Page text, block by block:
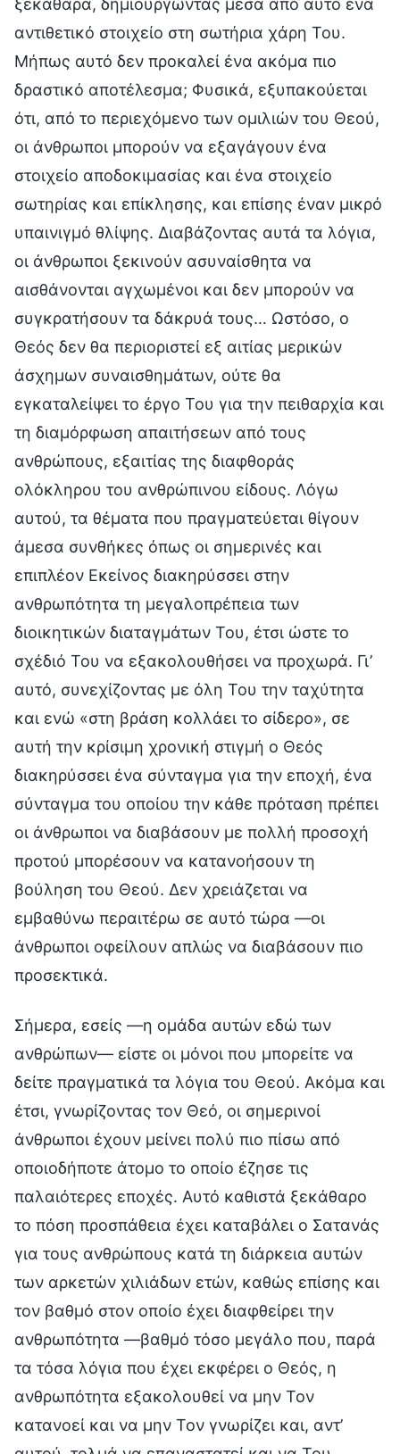
αντιθετικό στοιχείο στη σωτήρια χάρη Του.
Μήπως αυτό δεν προκαλεί ένα ακόμα πιο
δραστικό αποτέλεσμα; Φυσικά, εξυπακούεται
ότι, από το περιεχόμενο των ομιλιών του Θεού,
οι άνθρωποι μπορούν να εξαγάγουν ένα
στοιχείο αποδοκιμασίας και ένα στοιχείο
σωτηρίας και επίκλησης, και επίσης έναν μικρό
υπαινιγμό θλίψης. Διαβάζοντας αυτά τα λόγια,
οι άνθρωποι ξεκινούν ασυναίσθητα να
αισθάνονται αγχωμένοι και δεν μπορούν να
συγκρατήσουν τα δάκρυά τους… Ωστόσο, ο
Θεός δεν θα περιοριστεί εξ αιτίας μερικών
άσχημων συναισθημάτων, ούτε θα
εγκαταλείψει το έργο Του για την πειθαρχία και
τη διαμόρφωση απαιτήσεων από τους
ανθρώπους, εξαιτίας της διαφθοράς
ολόκληρου του ανθρώπινου είδους. Λόγω
αυτού, τα θέματα που πραγματεύεται θίγουν
άμεσα συνθήκες όπως οι σημερινές και
επιπλέον Εκείνος διακηρύσσει στην
ανθρωπότητα τη μεγαλοπρέπεια των
διοικητικών διαταγμάτων Του, έτσι ώστε το
σχέδιό Του να εξακολουθήσει να προχωρά. Γι’
αυτό, συνεχίζοντας με όλη Του την ταχύτητα
και ενώ «στη βράση κολλάει το σίδερο», σε
αυτή την κρίσιμη χρονική στιγμή ο Θεός
διακηρύσσει ένα σύνταγμα για την εποχή, ένα
σύνταγμα του οποίου την κάθε πρόταση πρέπει
οι άνθρωποι να διαβάσουν με πολλή προσοχή
προτού μπορέσουν να κατανοήσουν τη
βούληση του Θεού. Δεν χρειάζεται να
εμβαθύνω περαιτέρω σε αυτό τώρα —οι
άνθρωποι οφείλουν απλώς να διαβάσουν πιο
προσεκτικά.
Σήμερα, εσείς —η ομάδα αυτών εδώ των
ανθρώπων— είστε οι μόνοι που μπορείτε να
δείτε πραγματικά τα λόγια του Θεού. Ακόμα και
έτσι, γνωρίζοντας τον Θεό, οι σημερινοί
άνθρωποι έχουν μείνει πολύ πιο πίσω από
οποιοδήποτε άτομο το οποίο έζησε τις
παλαιότερες εποχές. Αυτό καθιστά ξεκάθαρο
το πόση προσπάθεια έχει καταβάλει ο Σατανάς
για τους ανθρώπους κατά τη διάρκεια αυτών
των αρκετών χιλιάδων ετών, καθώς επίσης και
τον βαθμό στον οποίο έχει διαφθείρει την
ανθρωπότητα —βαθμό τόσο μεγάλο που, παρά
τα τόσα λόγια που έχει εκφέρει ο Θεός, η
ανθρωπότητα εξακολουθεί να μην Τον
κατανοεί και να μην Τον γνωρίζει και, αντ’